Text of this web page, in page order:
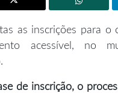
as inscrições para o
acessível, no
de inscrição, o